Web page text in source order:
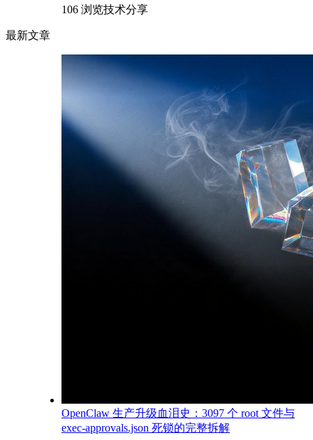
106 浏览技术分享
最新文章
OpenClaw 生产升级血泪史：3097 个 root 文件与
exec-approvals.json 死锁的完整拆解